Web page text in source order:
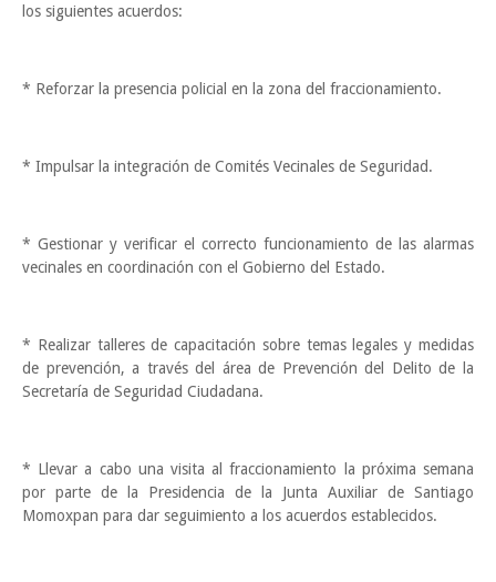
los siguientes acuerdos:
* Reforzar la presencia policial en la zona del fraccionamiento.
* Impulsar la integración de Comités Vecinales de Seguridad.
* Gestionar y verificar el correcto funcionamiento de las alarmas
vecinales en coordinación con el Gobierno del Estado.
* Realizar talleres de capacitación sobre temas legales y medidas
de prevención, a través del área de Prevención del Delito de la
Secretaría de Seguridad Ciudadana.
* Llevar a cabo una visita al fraccionamiento la próxima semana
por parte de la Presidencia de la Junta Auxiliar de Santiago
Momoxpan para dar seguimiento a los acuerdos establecidos.